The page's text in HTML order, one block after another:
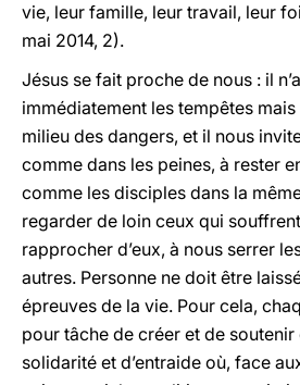
vie, leur famille, leur travail, leur
mai 2014, 2).
Jésus se fait proche de nous : il
immédiatement les tempêtes
milieu des dangers, et il nous
comme dans les peines, à rester
comme les disciples dans la
regarder de loin ceux qui
rapprocher d’eux, à nous serrer
autres. Personne ne doit être
épreuves de la vie. Pour cela,
pour tâche de créer et de
solidarité et d’entraide où, face